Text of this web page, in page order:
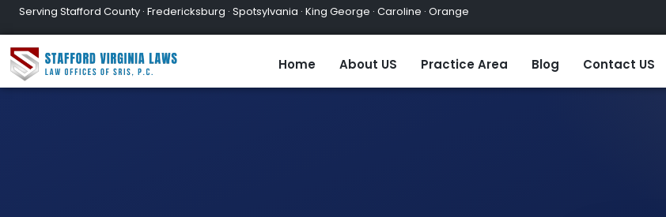
Serving Stafford County · Fredericksburg · Spotsylvania · King George · Caroline · Orange
Home About US Practice Area Blog Contact US